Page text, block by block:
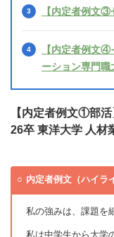
【内定者例文
【内定者例文
ーション専門職
【内定者例文①部活
26卒 東洋大学 人材
内定者例文（ハイラ
私の強みは、課題を
私は中学生から大学